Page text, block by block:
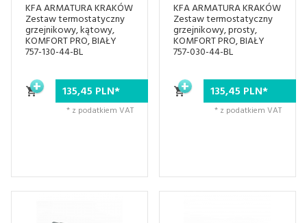
KFA ARMATURA KRAKÓW
Zestaw termostatyczny
grzejnikowy, kątowy,
KOMFORT PRO, BIAŁY
757-130-44-BL
135,45 PLN*
* z podatkiem VAT
KFA ARMATURA KRAKÓW
Zestaw termostatyczny
grzejnikowy, prosty,
KOMFORT PRO, BIAŁY
757-030-44-BL
135,45 PLN*
* z podatkiem VAT